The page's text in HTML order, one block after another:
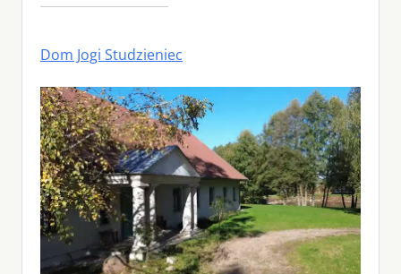
Dom Jogi Studzieniec